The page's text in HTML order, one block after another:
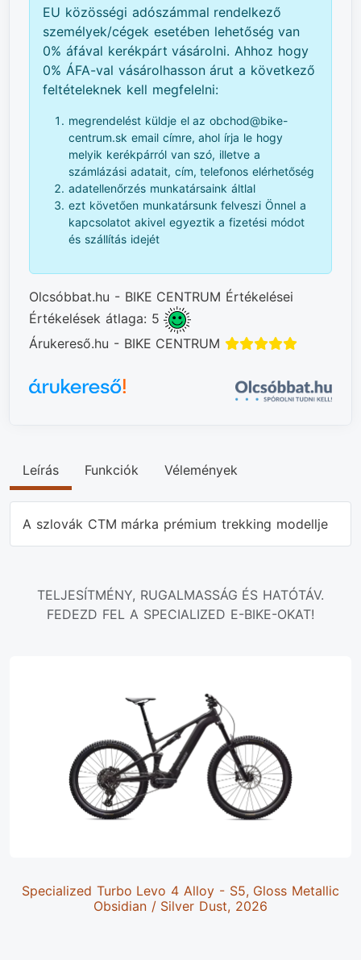
EU közösségi adószámmal rendelkező
személyek/cégek esetében lehetőség van
0% áfával kerékpárt vásárolni. Ahhoz hogy
0% ÁFA-val vásárolhasson árut a következő
feltételeknek kell megfelelni:
megrendelést küldje el az obchod@bike-
centrum.sk email címre, ahol írja le hogy
melyik kerékpárról van szó, illetve a
számlázási adatait, cím, telefonos elérhetőség
adatellenőrzés munkatársaink áltlal
ezt követően munkatársunk felveszi Önnel a
kapcsolatot akivel egyeztik a fizetési módot
és szállítás idejét
Olcsóbbat.hu - BIKE CENTRUM Értékelései
Értékelések átlaga: 5
Árukereső.hu - BIKE CENTRUM
Leírás Funkciók Vélemények
A szlovák CTM márka prémium trekking modellje
TELJESÍTMÉNY, RUGALMASSÁG ÉS HATÓTÁV.
FEDEZD FEL A SPECIALIZED E-BIKE-OKAT!
Specialized Turbo Levo 4 Alloy - S5, Gloss Metallic
Obsidian / Silver Dust, 2026